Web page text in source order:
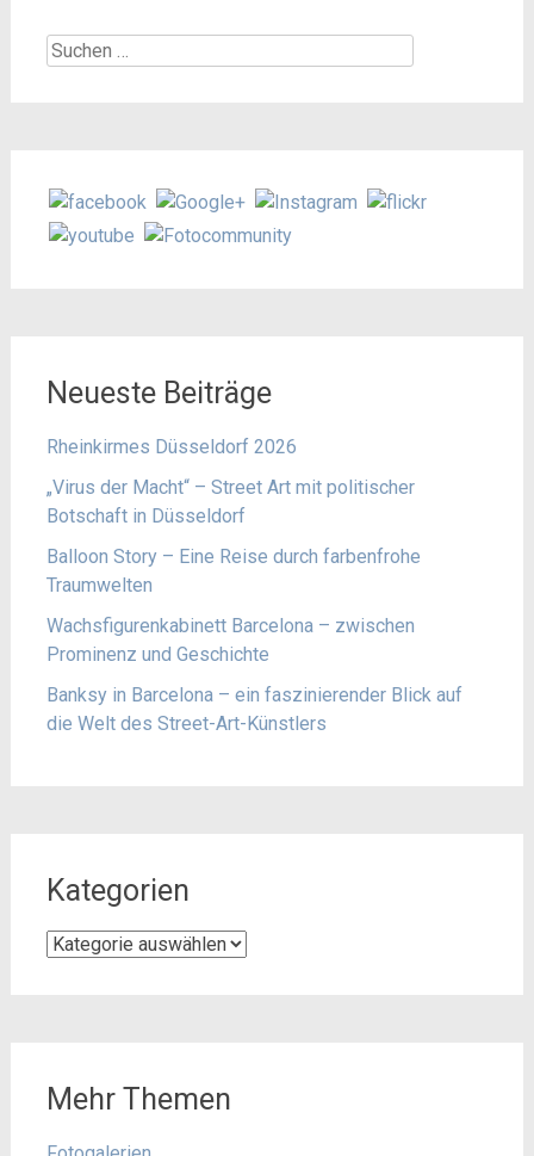
Suchen
Neueste Beiträge
Rheinkirmes Düsseldorf 2026
„Virus der Macht“ – Street Art mit politischer
Botschaft in Düsseldorf
Balloon Story – Eine Reise durch farbenfrohe
Traumwelten
Wachsfigurenkabinett Barcelona – zwischen
Prominenz und Geschichte
Banksy in Barcelona – ein faszinierender Blick auf
die Welt des Street-Art-Künstlers
Kategorien
Kategorien
Mehr Themen